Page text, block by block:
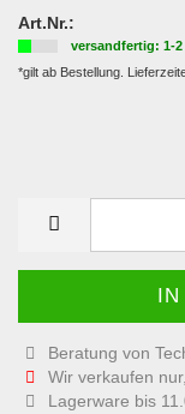
Art.Nr.:
versandfertig: 1-2
*gilt ab Bestellung.
Beratung von
Wir verkaufen
Lagerware bis